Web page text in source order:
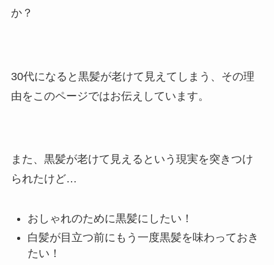
か？
30代になると黒髪が老けて見えてしまう、その理
由をこのページではお伝えしています。
また、黒髪が老けて見えるという現実を突きつけ
られたけど…
おしゃれのために黒髪にしたい！
白髪が目立つ前にもう一度黒髪を味わっておき
たい！